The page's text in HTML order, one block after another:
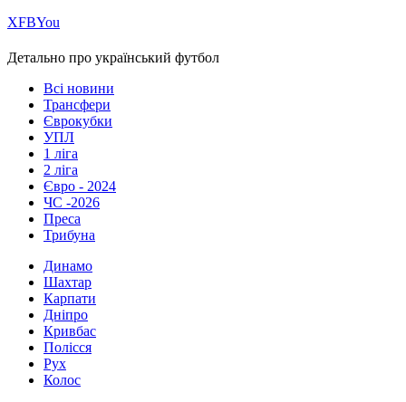
ХFBYou
Детально про український футбол
Всі новини
Трансфери
Єврокубки
УПЛ
1 ліга
2 ліга
Євро - 2024
ЧС -2026
Преса
Трибуна
Динамо
Шахтар
Карпати
Дніпро
Кривбас
Полісся
Рух
Колос